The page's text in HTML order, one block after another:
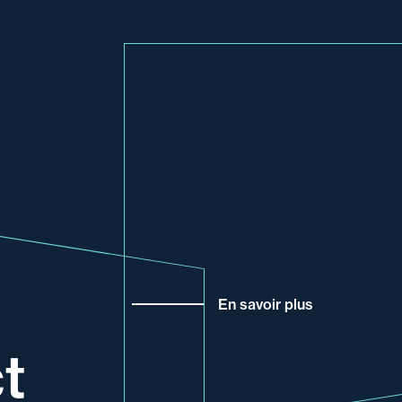
En savoir plus